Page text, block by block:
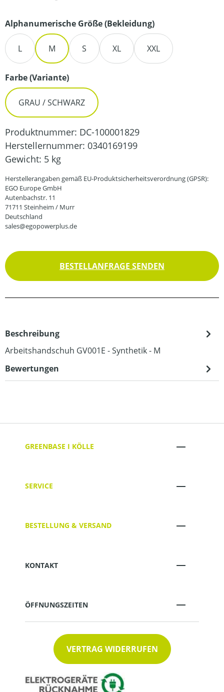
Alphanumerische Größe (Bekleidung)auswählen
L M S XL XXL
Farbe (Variante)auswählen
GRAU / SCHWARZ
Produktnummer: DC-100001829
Herstellernummer: 0340169199
Gewicht: 5 kg
Herstellerangaben gemäß EU-Produktsicherheitsverordnung (GPSR):
EGO Europe GmbH
Autenbachstr. 11
71711 Steinheim / Murr
Deutschland
sales@egopowerplus.de
BESTELLANFRAGE SENDEN
Beschreibung
Arbeitshandschuh GV001E - Synthetik - M
Bewertungen
GREENBASE I KÖLLE
SERVICE
BESTELLUNG & VERSAND
KONTAKT
ÖFFNUNGSZEITEN
VERTRAG WIDERRUFEN